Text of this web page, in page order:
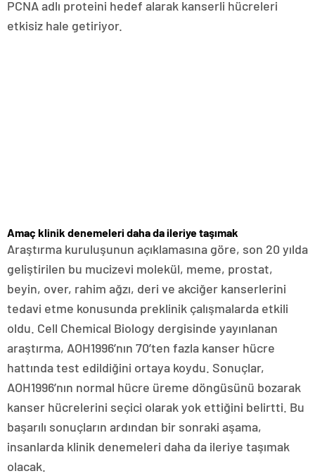
PCNA adlı proteini hedef alarak kanserli hücreleri
etkisiz hale getiriyor.
Amaç klinik denemeleri daha da ileriye taşımak
Araştırma kuruluşunun açıklamasına göre, son 20 yılda
geliştirilen bu mucizevi molekül, meme, prostat,
beyin, over, rahim ağzı, deri ve akciğer kanserlerini
tedavi etme konusunda preklinik çalışmalarda etkili
oldu. Cell Chemical Biology dergisinde yayınlanan
araştırma, AOH1996’nın 70’ten fazla kanser hücre
hattında test edildiğini ortaya koydu. Sonuçlar,
AOH1996’nın normal hücre üreme döngüsünü bozarak
kanser hücrelerini seçici olarak yok ettiğini belirtti. Bu
başarılı sonuçların ardından bir sonraki aşama,
insanlarda klinik denemeleri daha da ileriye taşımak
olacak.